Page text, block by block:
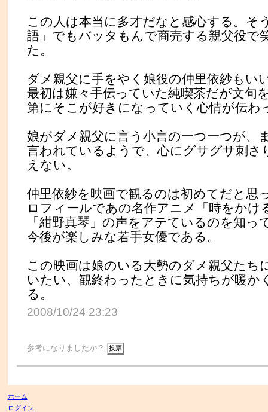
この人は本当に多才だなと感心する。そ
語」でもバッタもんで商売する親父役で
た。
ダメ親父に手をやく娘役の仲里依紗もい
最初は嫌々手伝っていた純喫茶だが文句
第にそこが好きになっていく心情が伝わ
娘がダメ親父に言う小言の一つ一つが、
言われているようで、心にグサグサ刺さ
えない。
仲里依紗を映画で観るのは初めてだと思
ロフィールであの名作アニメ「時をかけ
「紺野真琴」の声をアテているのを知っ
今後が楽しみな若手女優である。
この映画は娘のいる大勢のダメ親父たち
いたい、観終わったときに気持ちが暖か
る。
2008/10/24 23:23
参考になりましたか？
ホーム
ログイン